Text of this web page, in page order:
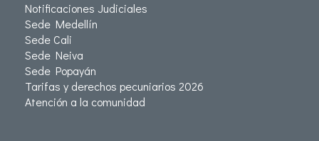
Notificaciones Judiciales
Sede Medellín
Sede Cali
Sede Neiva
Sede Popayán
Tarifas y derechos pecuniarios 2026
Atención a la comunidad